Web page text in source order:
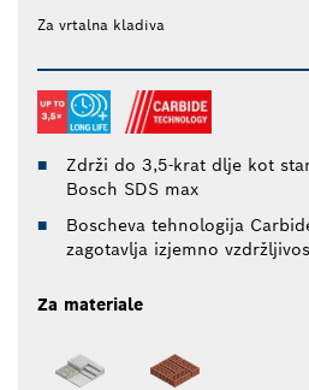
Za vrtalna kladiva
Zdrži do 3,5-krat dlje kot
Bosch SDS max
Boscheva tehnologija
zagotavlja izjemno
Za materiale